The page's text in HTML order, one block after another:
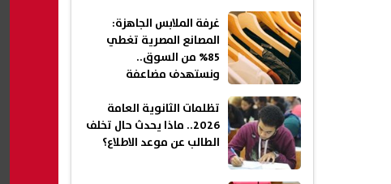
غرفة الملابس الجاهزة:
المصانع المصرية تغطي
85% من السوق..
ونستهدف مضاعفة
تظلمات الثانوية العامة
2026.. ماذا يحدث حال تخلف
الطالب عن موعد الاطلاع؟